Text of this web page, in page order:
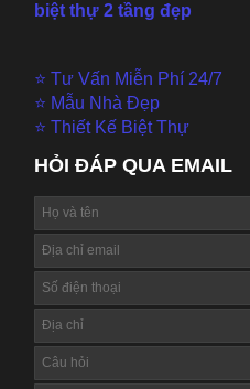
biệt thự 2 tầng đẹp
⭐ Tư Vấn Miễn Phí 24/7
⭐ Mẫu Nhà Đẹp
⭐ Thiết Kế Biệt Thự
HỎI ĐÁP QUA EMAIL